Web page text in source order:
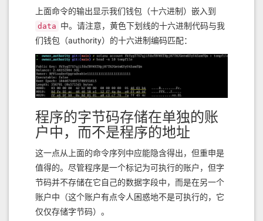
上面命令的输出显示我们钱包（十六进制）嵌入到
data 中。请注意，黄色下划线的十六进制代码与我
们钱包（authority）的十六进制编码匹配：
程序的字节码存储在单独的账
户中，而不是程序的地址
这一点从上面的命令序列中应能隐含得出，但重申是
值得的。尽管程序是一个标记为可执行的账户，但字
节码并不存储在它自己的数据字段中，而是在另一个
账户中（这个账户有点令人困惑地不是可执行的，它
仅仅存储字节码）。